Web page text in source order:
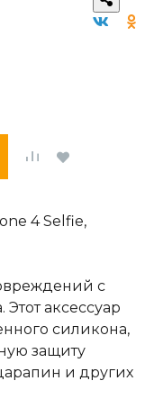
4 Selfie,
с
аксессуар
силикона,
защиту
и других